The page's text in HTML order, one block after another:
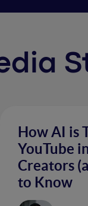
How AI is
YouTube
Creators
to Know